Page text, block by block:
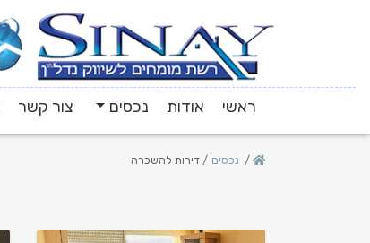
ראשי אודות נכסים צור קשר
נכסים דירות להשכרה